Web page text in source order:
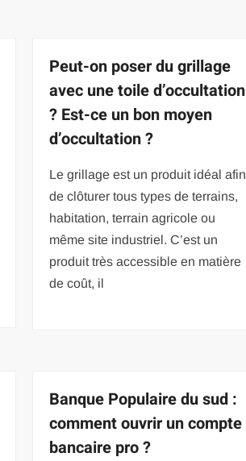
Peut-on poser du grillage
avec une toile d’occultation
? Est-ce un bon moyen
d’occultation ?
Le grillage est un produit idéal afin
de clôturer tous types de terrains,
habitation, terrain agricole ou
même site industriel. C’est un
produit très accessible en matière
de coût, il
Banque Populaire du sud :
comment ouvrir un compte
bancaire pro ?